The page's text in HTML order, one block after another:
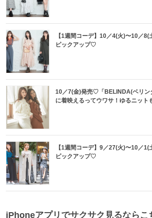
【1週間コーデ】10／4(火)〜10／
ピックアップ♡
10／7(金)発売♡「BELINDA(ベリン
に着映えるってウワサ！ゆるニット
【1週間コーデ】9／27(火)〜10／
ピックアップ♡
iPhoneアプリでサクサク見るなら